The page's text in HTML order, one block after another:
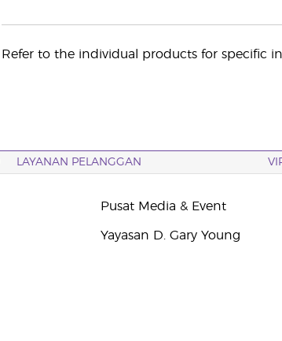
Refer to the individual products for specific
LAYANAN PELANGGAN
Pusat Media & Event
Yayasan D. Gary Young